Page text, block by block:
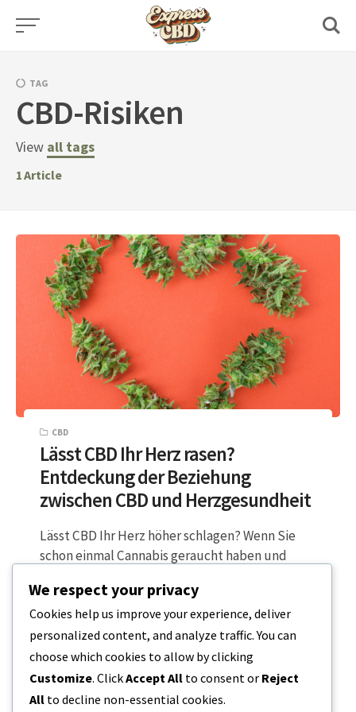
Skip
TAG
CBD-Risiken
View all tags
1Article
CBD
Lässt CBD Ihr Herz rasen?
Entdeckung der Beziehung
zwischen CBD und Herzgesundheit
Lässt CBD Ihr Herz höher schlagen? Wenn Sie
schon einmal Cannabis geraucht haben und
verspürten,…
3 MINUTEN LESEZEIT 22. FEBRUAR 2024
We respect your privacy
Cookies help us improve your experience, deliver
personalized content, and analyze traffic. You can
choose which cookies to allow by clicking
Customize. ClickAccept All to consent or Reject
All to decline non-essential cookies.